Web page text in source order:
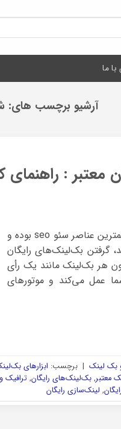
ما
آرشیو برچسب های:
: راهنمای
در دنیای امروزی که بک‌لینک‌ها یکی از مهمترین عناصر سئو seo بوده و
گرفتن بک‌لینک‌های رایگان
هر بک‌لینک مانند یک رأی
عمل می‌کند و موتورهای
بک لینک | برچسب: ابزارهای
معتبر,بک‌لینک‌های رایگان,ترافیک
, لینک‌سازی رایگان